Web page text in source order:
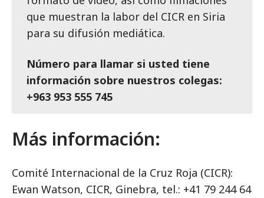
que muestran la labor del CICR en Siria
para su difusión mediática.
Número para llamar si usted tiene
información sobre nuestros colegas:
+963 953 555 745
Más información:
Comité Internacional de la Cruz Roja (CICR):
Ewan Watson, CICR, Ginebra, tel.: +41 79 244 64